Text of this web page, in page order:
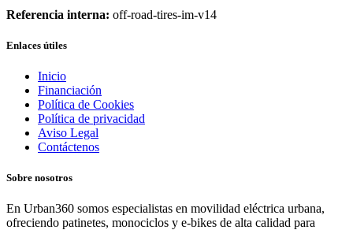
Referencia interna: off-road-tires-im-v14
Enlaces útiles
Inicio
Financiación
Política de Cookies
Política de privacidad
Aviso Legal
Contáctenos
Sobre nosotros
En Urban360 somos especialistas en movilidad eléctrica urbana,
ofreciendo patinetes, monociclos y e-bikes de alta calidad para